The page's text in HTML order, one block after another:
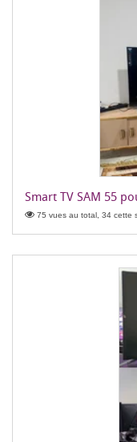
Smart TV SAM 55
75 vues au total, 34 cette